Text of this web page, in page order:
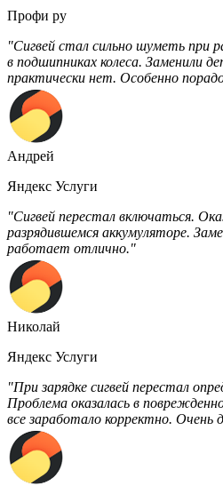
Профи ру
"Сигвей стал сильно шуметь при
в подшипниках колеса. Заменили
практически нет. Особенно
Андрей
Яндекс Услуги
"Сигвей перестал включаться.
разрядившемся аккумуляторе.
работает отлично."
Николай
Яндекс Услуги
"При зарядке сигвей перестал
Проблема оказалась в
все заработало корректно. Очень